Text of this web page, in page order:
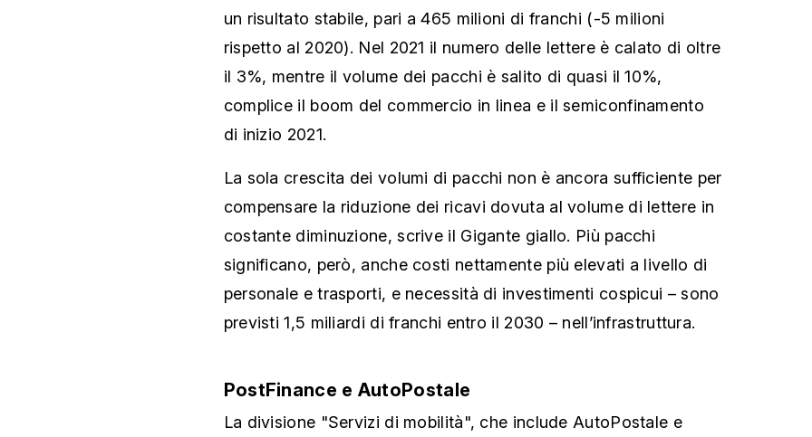
un risultato stabile, pari a 465 milioni di franchi (-5 milioni
rispetto al 2020). Nel 2021 il numero delle lettere è calato di oltre
il 3%, mentre il volume dei pacchi è salito di quasi il 10%,
complice il boom del commercio in linea e il semiconfinamento
di inizio 2021.
La sola crescita dei volumi di pacchi non è ancora sufficiente per
compensare la riduzione dei ricavi dovuta al volume di lettere in
costante diminuzione, scrive il Gigante giallo. Più pacchi
significano, però, anche costi nettamente più elevati a livello di
personale e trasporti, e necessità di investimenti cospicui – sono
previsti 1,5 miliardi di franchi entro il 2030 – nell’infrastruttura.
PostFinance e AutoPostale
La divisione "Servizi di mobilità", che include AutoPostale e